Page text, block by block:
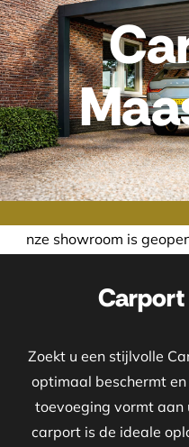
is geopend op
Zoekt u een stijlvolle
optimaal beschermt
toevoeging vormt aan
carport is de ideale